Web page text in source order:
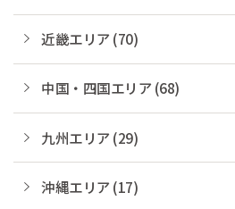
近畿エリア (70)
中国・四国エリア (68)
九州エリア (29)
沖縄エリア (17)